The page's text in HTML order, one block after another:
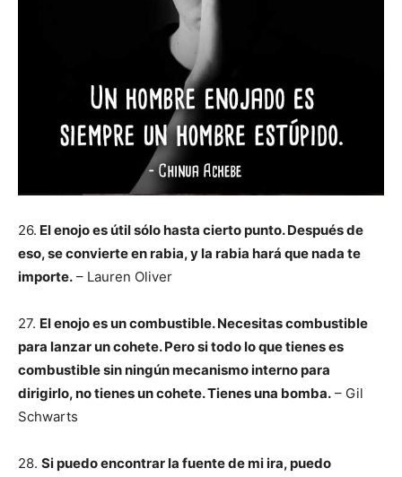
26. El enojo es útil sólo hasta cierto punto. Después de
eso, se convierte en rabia, y la rabia hará que nada te
importe. – Lauren Oliver
27. El enojo es un combustible. Necesitas combustible
para lanzar un cohete. Pero si todo lo que tienes es
combustible sin ningún mecanismo interno para
dirigirlo, no tienes un cohete. Tienes una bomba. – Gil
Schwarts
28. Si puedo encontrar la fuente de mi ira, puedo